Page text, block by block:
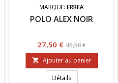
MARQUE: ERREA
POLO ALEX NOIR
Prix
27,50 € Prix
de
base
45,50 €
 Ajouter au panier
Détails